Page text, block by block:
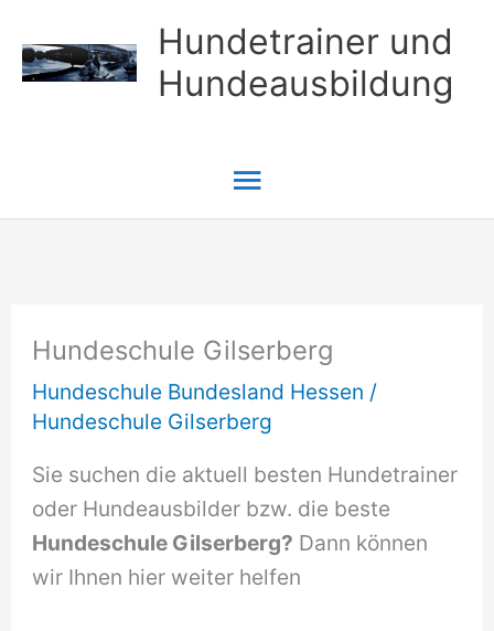
Inhalt
springen
Hundetrainer und
Hundeausbildung
Hauptmenü
Hundeschule Gilserberg
Hundeschule Bundesland Hessen /
Hundeschule Gilserberg
Sie suchen die aktuell besten Hundetrainer
oder Hundeausbilder bzw. die beste
Hundeschule Gilserberg? Dann können
wir Ihnen hier weiter helfen